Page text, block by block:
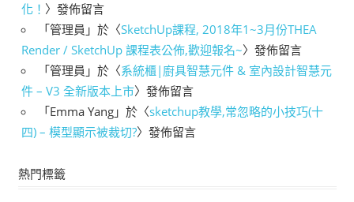
化！ 〉發佈留言
「管理員 」於〈SketchUp課程, 2018年1~3月份THEA
Render / SketchUp 課程表公佈,歡迎報名~〉發佈留言
「管理員 」於〈系統櫃|廚具智慧元件 & 室內設計智慧元
件 – V3 全新版本上市〉發佈留言
「Emma Yang 」於〈sketchup教學,常忽略的小技巧(十
四) – 模型顯示被裁切?〉發佈留言
熱門標籤